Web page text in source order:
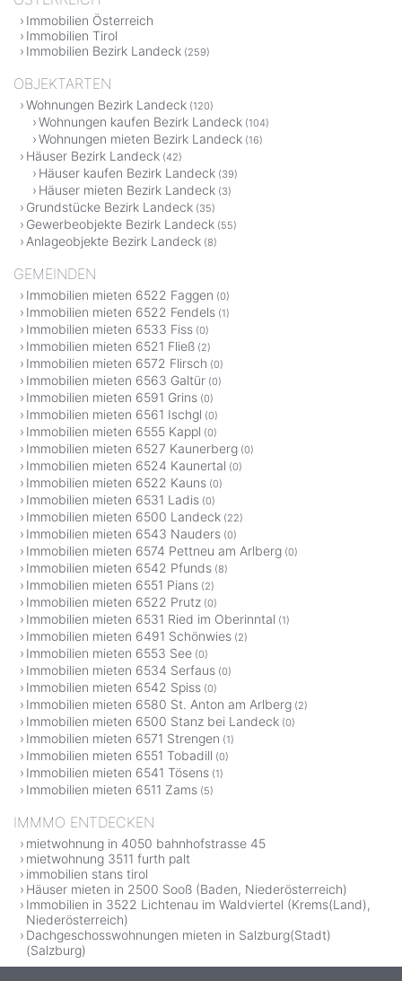
Immobilien Österreich
Immobilien Tirol
Immobilien Bezirk Landeck (259)
OBJEKTARTEN
Wohnungen Bezirk Landeck (120)
Wohnungen kaufen Bezirk Landeck (104)
Wohnungen mieten Bezirk Landeck (16)
Häuser Bezirk Landeck (42)
Häuser kaufen Bezirk Landeck (39)
Häuser mieten Bezirk Landeck (3)
Grundstücke Bezirk Landeck (35)
Gewerbeobjekte Bezirk Landeck (55)
Anlageobjekte Bezirk Landeck (8)
GEMEINDEN
Immobilien mieten 6522 Faggen (0)
Immobilien mieten 6522 Fendels (1)
Immobilien mieten 6533 Fiss (0)
Immobilien mieten 6521 Fließ (2)
Immobilien mieten 6572 Flirsch (0)
Immobilien mieten 6563 Galtür (0)
Immobilien mieten 6591 Grins (0)
Immobilien mieten 6561 Ischgl (0)
Immobilien mieten 6555 Kappl (0)
Immobilien mieten 6527 Kaunerberg (0)
Immobilien mieten 6524 Kaunertal (0)
Immobilien mieten 6522 Kauns (0)
Immobilien mieten 6531 Ladis (0)
Immobilien mieten 6500 Landeck (22)
Immobilien mieten 6543 Nauders (0)
Immobilien mieten 6574 Pettneu am Arlberg (0)
Immobilien mieten 6542 Pfunds (8)
Immobilien mieten 6551 Pians (2)
Immobilien mieten 6522 Prutz (0)
Immobilien mieten 6531 Ried im Oberinntal (1)
Immobilien mieten 6491 Schönwies (2)
Immobilien mieten 6553 See (0)
Immobilien mieten 6534 Serfaus (0)
Immobilien mieten 6542 Spiss (0)
Immobilien mieten 6580 St. Anton am Arlberg (2)
Immobilien mieten 6500 Stanz bei Landeck (0)
Immobilien mieten 6571 Strengen (1)
Immobilien mieten 6551 Tobadill (0)
Immobilien mieten 6541 Tösens (1)
Immobilien mieten 6511 Zams (5)
IMMMO ENTDECKEN
mietwohnung in 4050 bahnhofstrasse 45
mietwohnung 3511 furth palt
immobilien stans tirol
Häuser mieten in 2500 Sooß (Baden, Niederösterreich)
Immobilien in 3522 Lichtenau im Waldviertel (Krems(Land),
Niederösterreich)
Dachgeschosswohnungen mieten in Salzburg(Stadt)
(Salzburg)